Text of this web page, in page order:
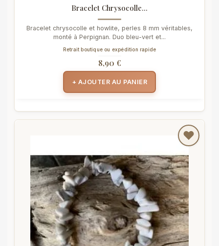
Bracelet Chrysocolle...
Bracelet chrysocolle et howlite, perles 8 mm véritables,
monté à Perpignan. Duo bleu-vert et...
Retrait boutique ou expédition rapide
8,90 €
+ AJOUTER AU PANIER